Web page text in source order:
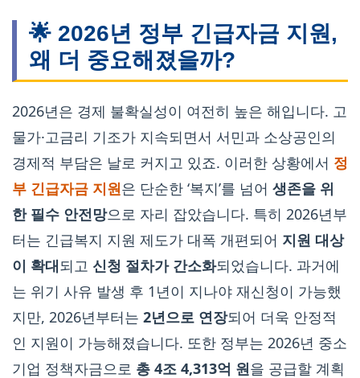
🌟 2026년 정부 긴급자금 지원,
왜 더 중요해졌을까?
2026년은 경제 불확실성이 여전히 높은 해입니다. 고
물가·고금리 기조가 지속되면서 서민과 소상공인의
경제적 부담은 날로 커지고 있죠. 이러한 상황에서 정
부 긴급자금 지원은 단순한 ‘복지’를 넘어 생존을 위
한 필수 안전망으로 자리 잡았습니다. 특히 2026년부
터는 긴급복지 지원 제도가 대폭 개편되어 지원 대상
이 확대되고 신청 절차가 간소화되었습니다. 과거에
는 위기 사유 발생 후 1년이 지나야 재신청이 가능했
지만, 2026년부터는 2년으로 연장되어 더욱 안정적
인 지원이 가능해졌습니다. 또한 정부는 2026년 중소
기업 정책자금으로 총 4조 4,313억 원을 공급할 계획